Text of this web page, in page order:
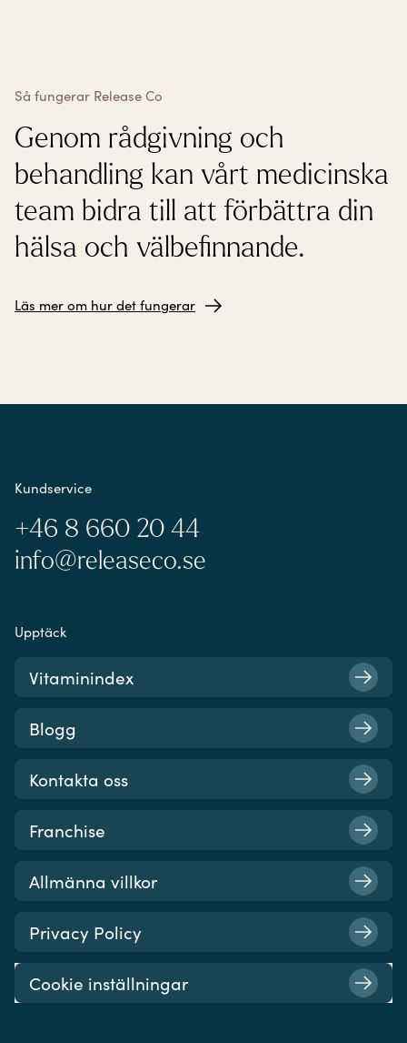
Så fungerar Release Co
Genom rådgivning och
behandling kan vårt medicinska
team bidra till att förbättra din
hälsa och välbefinnande.
Läs mer om hur det fungerar
Kundservice
+46 8 660 20 44
info@releaseco.se
Upptäck
Vitaminindex
Blogg
Kontakta oss
Franchise
Allmänna villkor
Privacy Policy
Cookie inställningar